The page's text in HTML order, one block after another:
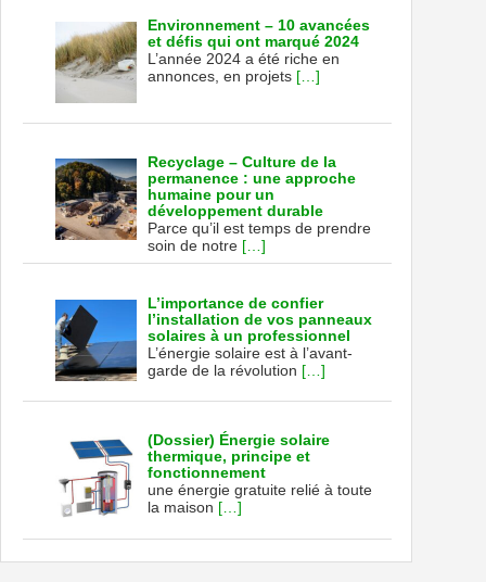
Environnement – 10 avancées
et défis qui ont marqué 2024
L’année 2024 a été riche en
annonces, en projets […]
Recyclage – Culture de la
permanence : une approche
humaine pour un
développement durable
Parce qu’il est temps de prendre
soin de notre […]
L’importance de confier
l’installation de vos panneaux
solaires à un professionnel
L’énergie solaire est à l’avant-
garde de la révolution […]
(Dossier) Énergie solaire
thermique, principe et
fonctionnement
une énergie gratuite relié à toute
la maison […]